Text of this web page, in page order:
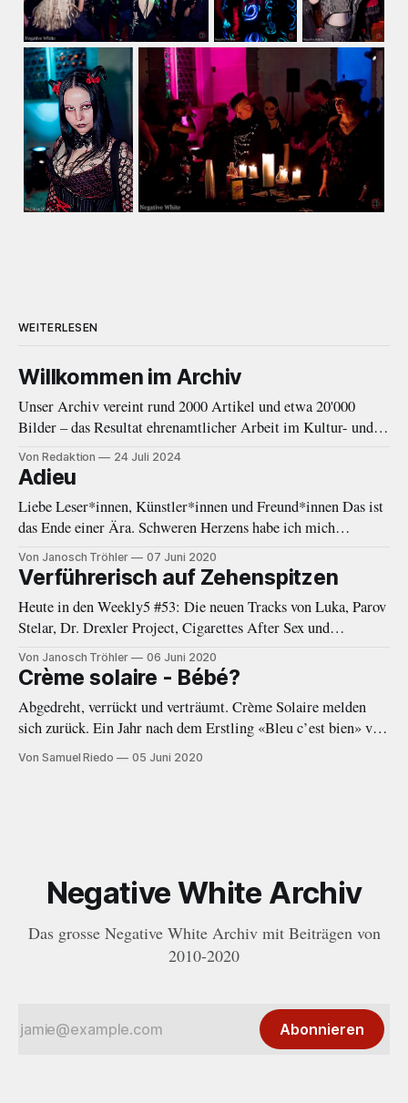
WEITERLESEN
Willkommen im Archiv
Unser Archiv vereint rund 2000 Artikel und etwa 20'000
Bilder – das Resultat ehrenamtlicher Arbeit im Kultur- und
Musikjournalismus von 2010 bis 2020. Eine Einleitung.
Von Redaktion 24 Juli 2024
Adieu
Liebe Leser*innen, Künstler*innen und Freund*innen Das ist
das Ende einer Ära. Schweren Herzens habe ich mich
entschieden, eine Auszeit von Negative White zu nehmen. In
den letzten Monaten fehlte mir immer öfter die Zeit und
Energie, welche diese Plattform gebraucht und verdient hätte.
Als das Online-Magazin
Von Janosch Tröhler 07 Juni 2020
Verführerisch auf Zehenspitzen
Heute in den Weekly5 #53: Die neuen Tracks von Luka, Parov
Stelar, Dr. Drexler Project, Cigarettes After Sex und
Woodkid.
Von Janosch Tröhler 06 Juni 2020
Crème solaire - Bébé?
Abgedreht, verrückt und verträumt. Crème Solaire melden
sich zurück. Ein Jahr nach dem Erstling «Bleu c’est bien» von
2019 folgt nun mit der EP «Bébé?» ein wort- und
Von Samuel Riedo 05 Juni 2020
Negative White Archiv
Das grosse Negative White Archiv mit Beiträgen von
2010-2020
Abonnieren